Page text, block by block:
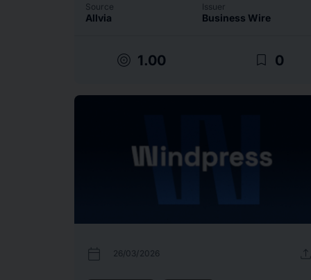
Source
Allvia
Issuer
Business Wire
target 1.00 bookmark_border 0
calendar_today 26/03/2026